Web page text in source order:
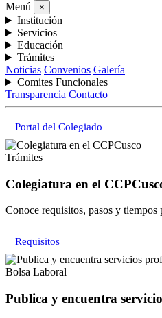
Menú ×
Institución
Servicios
Educación
Trámites
Noticias Convenios Galería
Comites Funcionales
Transparencia Contacto
Portal del Colegiado
Trámites
Colegiatura en el
Conoce requisitos, pasos y tiempos
Requisitos
Bolsa Laboral
Publica y encuentra